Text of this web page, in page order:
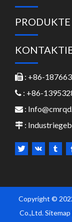
PRODUKTE
 : +86-
 : +86-
 :
 :
Copyright ©
Co.,Ltd.Sitemap